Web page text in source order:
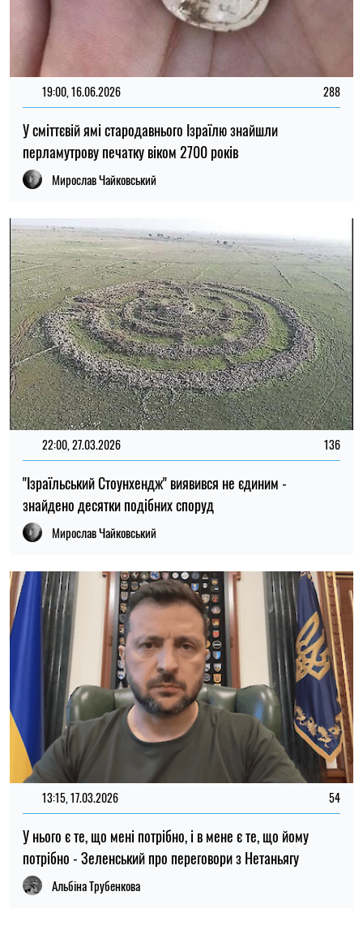
ЕРДОГАН ІЗРАЇЛЬ ЛІВАН ПАЛЕСТИНА
ЄВГЕНІЯ РУБАН
Пише про політикуна SOCPORTAL.INFO
Євгенія Рубан пише про новини політики та
економіки. Вона розглядає масштабні явища
того, як вони вплинуть на простих українців.
НОВИНИ ПО ТЕМІ